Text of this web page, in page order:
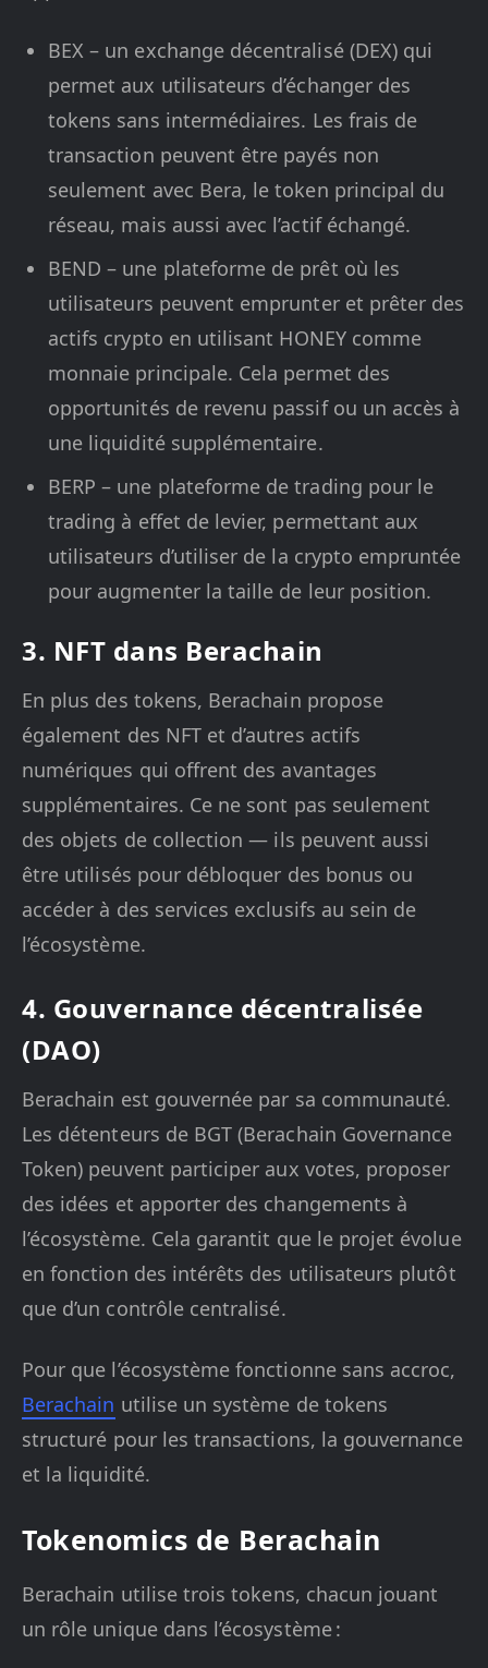
BEX – un exchange décentralisé (DEX) qui
permet aux utilisateurs d’échanger des
tokens sans intermédiaires. Les frais de
transaction peuvent être payés non
seulement avec Bera, le token principal du
réseau, mais aussi avec l’actif échangé.
BEND – une plateforme de prêt où les
utilisateurs peuvent emprunter et prêter des
actifs crypto en utilisant HONEY comme
monnaie principale. Cela permet des
opportunités de revenu passif ou un accès à
une liquidité supplémentaire.
BERP – une plateforme de trading pour le
trading à effet de levier, permettant aux
utilisateurs d’utiliser de la crypto empruntée
pour augmenter la taille de leur position.
3. NFT dans Berachain
En plus des tokens, Berachain propose
également des NFT et d’autres actifs
numériques qui offrent des avantages
supplémentaires. Ce ne sont pas seulement
des objets de collection — ils peuvent aussi
être utilisés pour débloquer des bonus ou
accéder à des services exclusifs au sein de
l’écosystème.
4. Gouvernance décentralisée
(DAO)
Berachain est gouvernée par sa communauté.
Les détenteurs de BGT (Berachain Governance
Token) peuvent participer aux votes, proposer
des idées et apporter des changements à
l’écosystème. Cela garantit que le projet évolue
en fonction des intérêts des utilisateurs plutôt
que d’un contrôle centralisé.
Pour que l’écosystème fonctionne sans accroc,
Berachain utilise un système de tokens
structuré pour les transactions, la gouvernance
et la liquidité.
Tokenomics de Berachain
Berachain utilise trois tokens, chacun jouant
un rôle unique dans l’écosystème :